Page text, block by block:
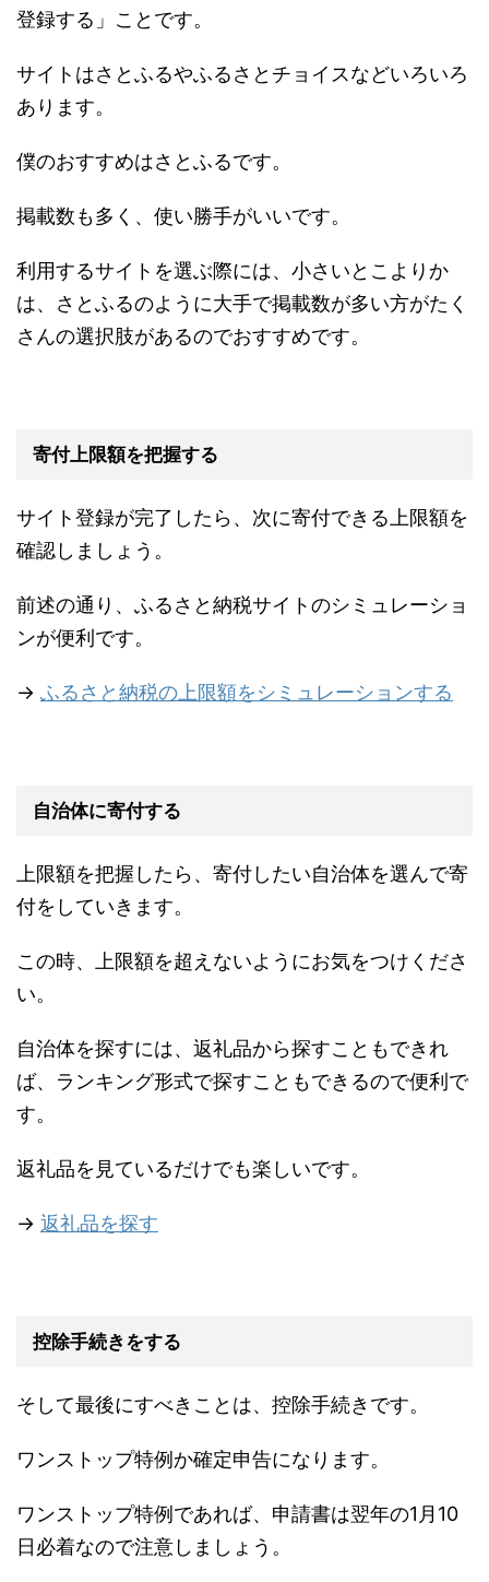
登録する」ことです。
サイトはさとふるやふるさとチョイスなどいろいろ
あります。
僕のおすすめはさとふるです。
掲載数も多く、使い勝手がいいです。
利用するサイトを選ぶ際には、小さいとこよりか
は、さとふるのように大手で掲載数が多い方がたく
さんの選択肢があるのでおすすめです。
寄付上限額を把握する
サイト登録が完了したら、次に寄付できる上限額を
確認しましょう。
前述の通り、ふるさと納税サイトのシミュレーショ
ンが便利です。
→ ふるさと納税の上限額をシミュレーションする
自治体に寄付する
上限額を把握したら、寄付したい自治体を選んで寄
付をしていきます。
この時、上限額を超えないようにお気をつけくださ
い。
自治体を探すには、返礼品から探すこともできれ
ば、ランキング形式で探すこともできるので便利で
す。
返礼品を見ているだけでも楽しいです。
→ 返礼品を探す
控除手続きをする
そして最後にすべきことは、控除手続きです。
ワンストップ特例か確定申告になります。
ワンストップ特例であれば、申請書は翌年の1月10
日必着なので注意しましょう。